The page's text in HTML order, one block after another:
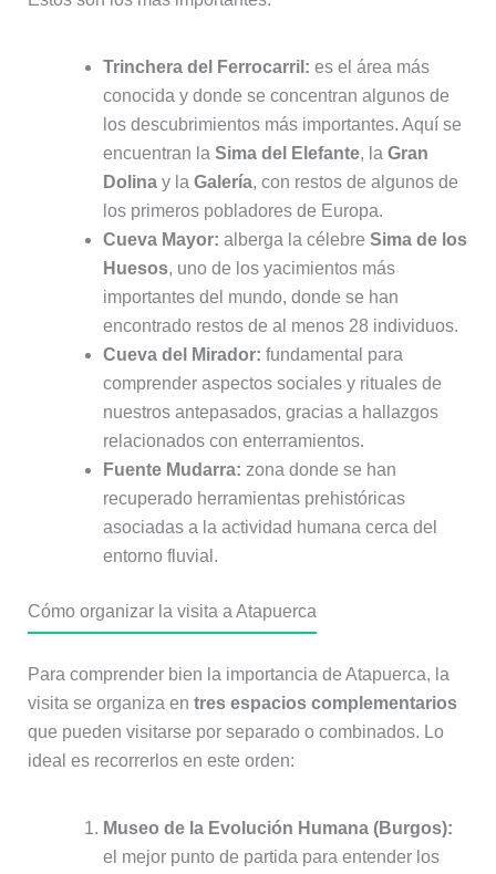
Trinchera del Ferrocarril: es el área más
conocida y donde se concentran algunos de
los descubrimientos más importantes. Aquí se
encuentran la Sima del Elefante, la Gran
Dolinay la Galería, con restos de algunos de
los primeros pobladores de Europa.
Cueva Mayor: alberga la célebre Sima de los
Huesos, uno de los yacimientos más
importantes del mundo, donde se han
encontrado restos de al menos 28 individuos.
Cueva del Mirador: fundamental para
comprender aspectos sociales y rituales de
nuestros antepasados, gracias a hallazgos
relacionados con enterramientos.
Fuente Mudarra: zona donde se han
recuperado herramientas prehistóricas
asociadas a la actividad humana cerca del
entorno fluvial.
Cómo organizar la visita a Atapuerca
Para comprender bien la importancia de Atapuerca, la
visita se organiza en tres espacios complementarios
que pueden visitarse por separado o combinados. Lo
ideal es recorrerlos en este orden:
Museo de la Evolución Humana (Burgos):
el mejor punto de partida para entender los